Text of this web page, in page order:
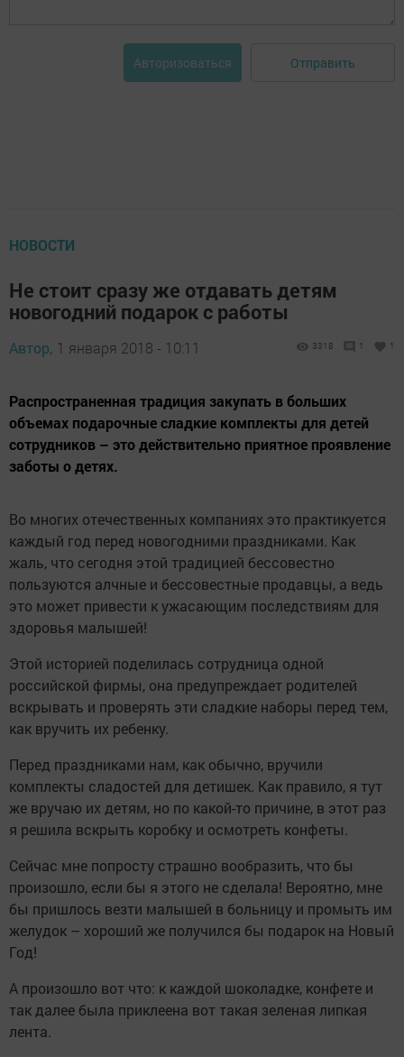
Авторизоваться Отправить
НОВОСТИ
Не стоит сразу же отдавать детям
новогодний подарок с работы
Автор, 1 января 2018 - 10:11 3318 1 1
Распространенная традиция закупать в больших
объемах подарочные сладкие комплекты для детей
сотрудников – это действительно приятное проявление
заботы о детях.
Во многих отечественных компаниях это практикуется
каждый год перед новогодними праздниками. Как
жаль, что сегодня этой традицией бессовестно
пользуются алчные и бессовестные продавцы, а ведь
это может привести к ужасающим последствиям для
здоровья малышей!
Этой историей поделилась сотрудница одной
российской фирмы, она предупреждает родителей
вскрывать и проверять эти сладкие наборы перед тем,
как вручить их ребенку.
Перед праздниками нам, как обычно, вручили
комплекты сладостей для детишек. Как правило, я тут
же вручаю их детям, но по какой-то причине, в этот раз
я решила вскрыть коробку и осмотреть конфеты.
Сейчас мне попросту страшно вообразить, что бы
произошло, если бы я этого не сделала! Вероятно, мне
бы пришлось везти малышей в больницу и промыть им
желудок – хороший же получился бы подарок на Новый
Год!
А произошло вот что: к каждой шоколадке, конфете и
так далее была приклеена вот такая зеленая липкая
лента.